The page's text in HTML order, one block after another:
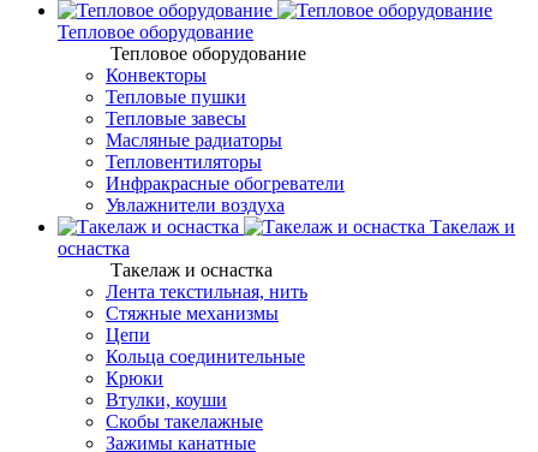
Тепловое оборудование
Тепловое оборудование
Конвекторы
Тепловые пушки
Тепловые завесы
Масляные радиаторы
Тепловентиляторы
Инфракрасные обогреватели
Увлажнители воздуха
Такелаж и
оснастка
Такелаж и оснастка
Лента текстильная, нить
Стяжные механизмы
Цепи
Кольца соединительные
Крюки
Втулки, коуши
Скобы такелажные
Зажимы канатные